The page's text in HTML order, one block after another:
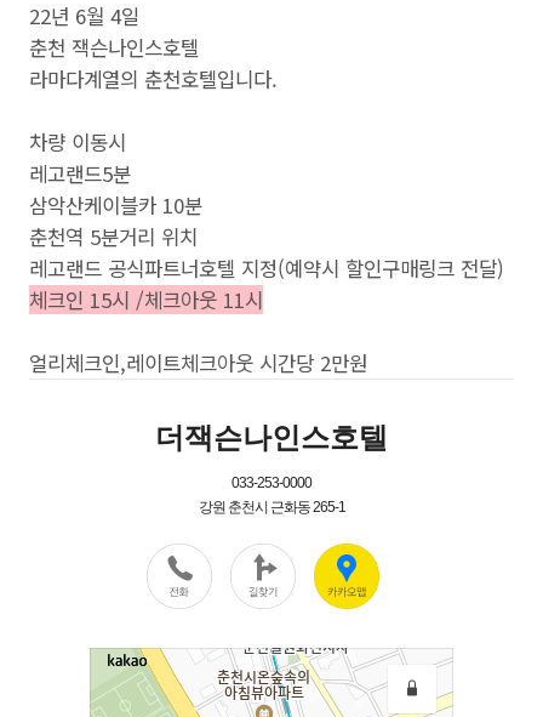
22년 6월 4일
춘천 잭슨나인스호텔
라마다계열의 춘천호텔입니다.
차량 이동시
레고랜드5분
삼악산케이블카 10분
춘천역 5분거리 위치
레고랜드 공식파트너호텔 지정(예약시 할인구매링크 전달)
체크인 15시 /체크아웃 11시
얼리체크인,레이트체크아웃 시간당 2만원